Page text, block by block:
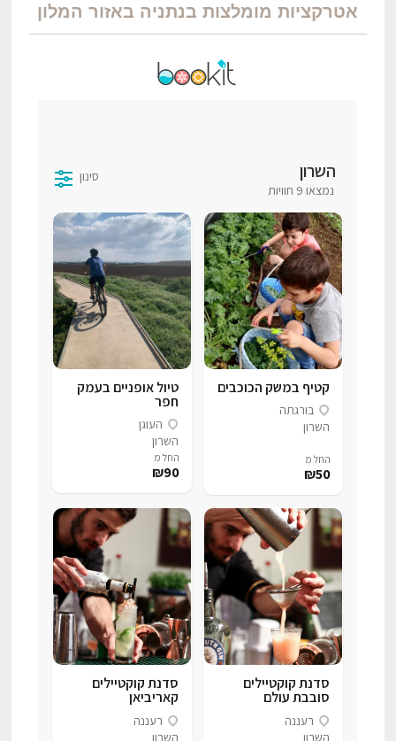
אטרקציות מומלצות בנתניה באזור המלון